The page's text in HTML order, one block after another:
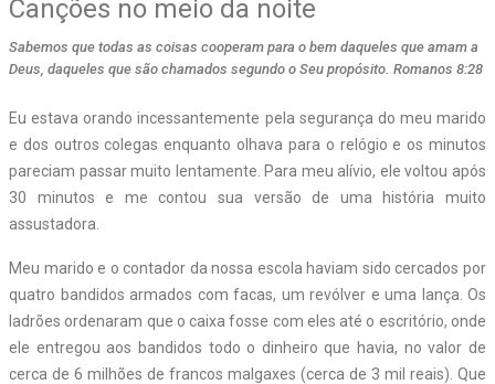
Canções no meio da noite
Sabemos que todas as coisas cooperam para o bem daqueles que amam a
Deus, daqueles que são chamados segundo o Seu propósito. Romanos 8:28
Eu estava orando incessantemente pela segurança do meu marido
e dos outros colegas enquanto olhava para o relógio e os minutos
pareciam passar muito lentamente. Para meu alívio, ele voltou após
30 minutos e me contou sua versão de uma história muito
assustadora.
Meu marido e o contador da nossa escola haviam sido cercados por
quatro bandidos armados com facas, um revólver e uma lança. Os
ladrões ordenaram que o caixa fosse com eles até o escritório, onde
ele entregou aos bandidos todo o dinheiro que havia, no valor de
cerca de 6 milhões de francos malgaxes (cerca de 3 mil reais). Que